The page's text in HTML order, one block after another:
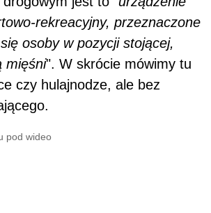
rekreacyjny, przeznaczone
osoby w pozycji stojącej,
mięśni". W skrócie mówimy tu
czy hulajnodze, ale bez
pod wideo